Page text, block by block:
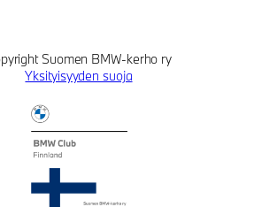
Suomen BMW-kerho ry
Yksityisyyden suoja